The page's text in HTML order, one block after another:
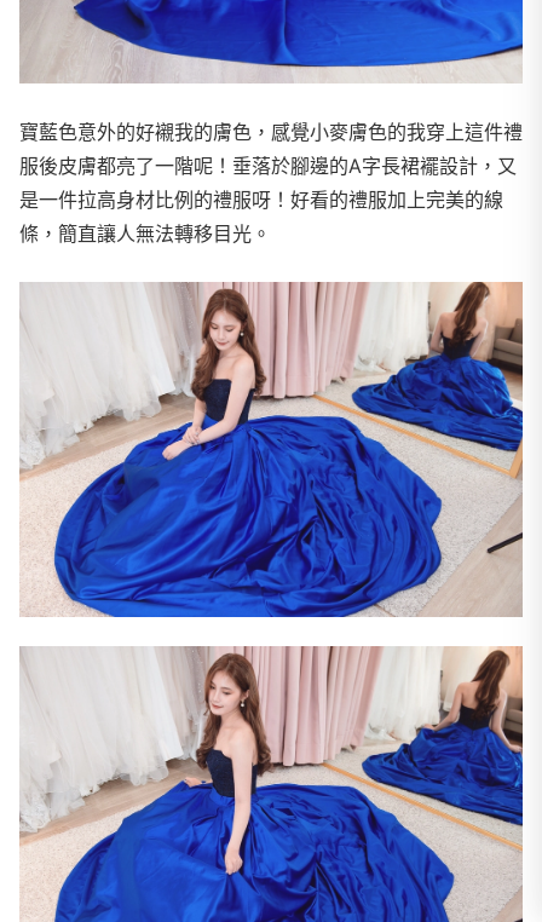
​​寶藍色意外的好襯我的膚色，感覺小麥膚色的我穿上這件禮
服後皮膚都亮了一階呢！垂落於腳邊的A字長裙襬設計，又
是一件拉高身材比例的禮服呀！好看的禮服加上完美的線
條，簡直讓人無法轉移目光。